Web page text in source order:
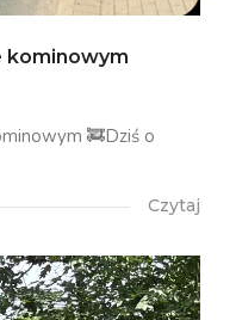
kominowym
🚒Dziś o
Czytaj